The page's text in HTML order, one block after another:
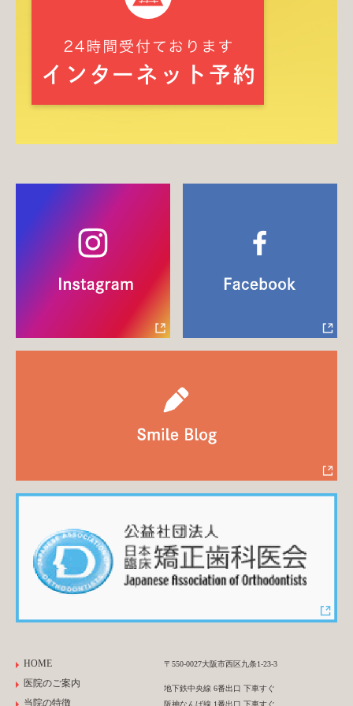
HOME
医院のご案内
当院の特徴
〒550-0027大阪市西区九条1-23-3
地下鉄中央線 6番出口 下車すぐ